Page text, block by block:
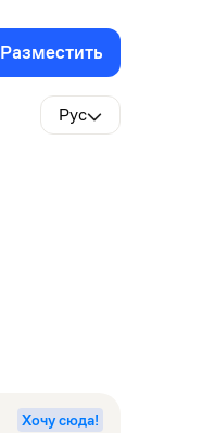
Разместить
Рус
Хочу сюда!